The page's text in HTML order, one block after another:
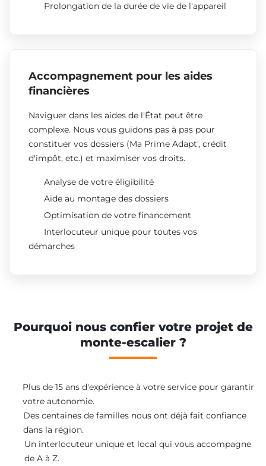
Prolongation de la durée de vie de l'appareil
Accompagnement pour les aides
financières
Naviguer dans les aides de l'État peut être
complexe. Nous vous guidons pas à pas pour
constituer vos dossiers (Ma Prime Adapt', crédit
d'impôt, etc.) et maximiser vos droits.
Analyse de votre éligibilité
Aide au montage des dossiers
Optimisation de votre financement
Interlocuteur unique pour toutes vos
démarches
Pourquoi nous confier votre projet de
monte-escalier ?
Plus de 15 ans d'expérience à votre service pour garantir
votre autonomie.
Des centaines de familles nous ont déjà fait confiance
dans la région.
Un interlocuteur unique et local qui vous accompagne
de A à Z.